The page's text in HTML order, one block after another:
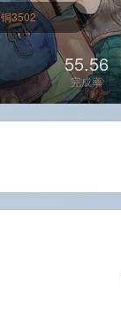
铜3502
55.56
完成率